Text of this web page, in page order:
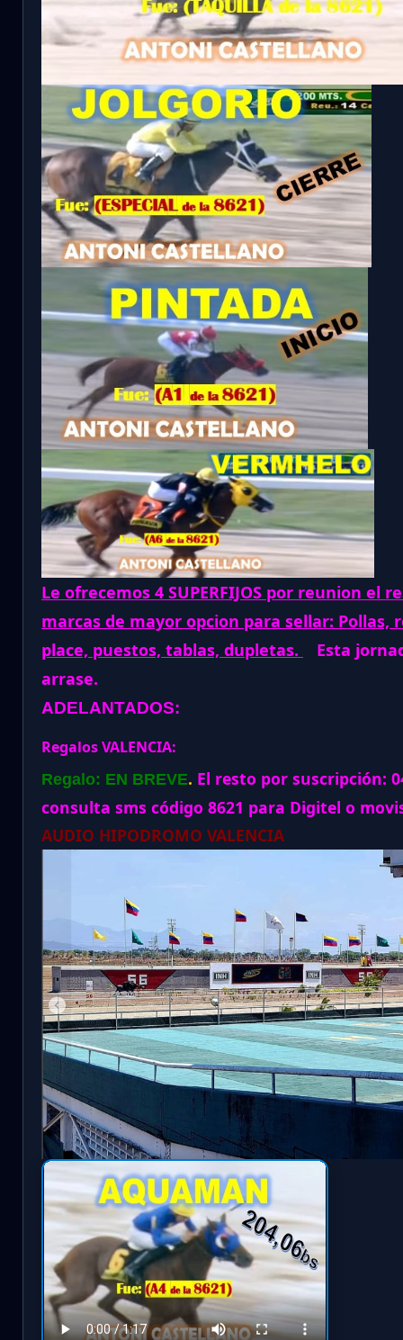
Le ofrecemos 4 SUPERFIJOS por reunion el
marcas de mayor opcion para sellar: Pollas,
place, puestos, tablas, dupletas.
Esta
arrase.
ADELANTADOS:
Regalos VALENCIA:
Regalo: EN BREVE. El resto por suscripción:
consulta sms código 8621 para Digitel o
AUDIO HIPODROMO VALENCIA